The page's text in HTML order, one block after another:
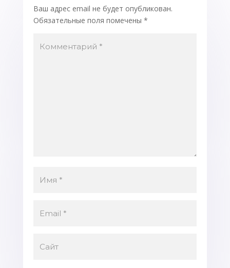
Ваш адрес email не будет опубликован.
Обязательные поля помечены *